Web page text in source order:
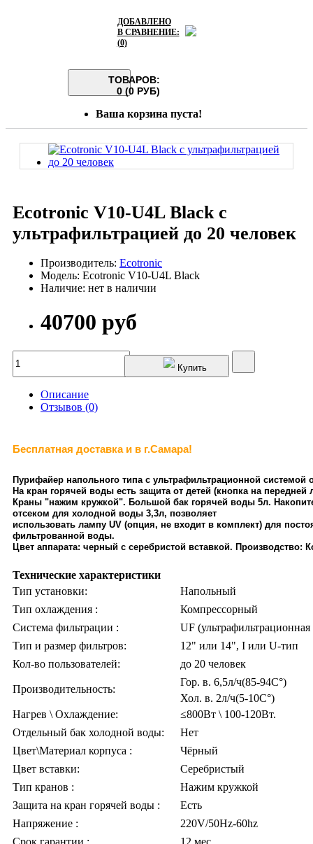
ДОБАВЛЕНО
В СРАВНЕНИЕ:
(0)
ТОВАРОВ:
0 (0 РУБ)
Ваша корзина пуста!
Ecotronic V10-U4L Black с
ультрафильтрацией до 20 человек
Производитель: Ecotronic
Модель: Ecotronic V10-U4L Black
Наличие: нет в наличии
40700 руб
Купить
Описание
Отзывов (0)
Бесплатная доставка и в г.Самара!
Пурифайер напольного типа с ультрафильтрационной системой
На кран горячей воды есть защита от детей (кнопка на передней
Краны "нажим кружкой". Большой бак горячей воды 5л.
отсеком для холодной воды 3,3л, позволяет
использовать лампу UV (опция, не входит в комплект) для
фильтрованной воды.
Цвет аппарата: черный с серебристой вставкой. Производство:
Технические характеристики
Тип установки:
Напольный
Тип охлаждения :
Компрессорный
Система фильтрации :
UF
Тип и размер фильтров:
12" или 14", I или U-тип
Кол-во пользователей:
до 20 человек
Производительность:
Гор. в. 6,5л/ч(85-94C°)
Хол. в. 2л/ч(5-10C°)
Нагрев \ Охлаждение:
≤800Вт \ 100-120Вт.
Отдельный бак холодной воды:
Нет
Цвет\Материал корпуса :
Чёрный
Цвет вставки:
Серебристый
Тип кранов :
Нажим кружкой
Защита на кран горячей воды :
Есть
Напряжение :
220V/50Hz-60hz